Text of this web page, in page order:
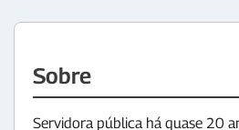
Sobre
Servidora pública há quase 20